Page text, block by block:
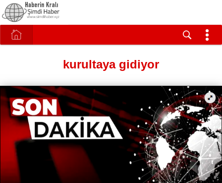
kurultaya gidiyor